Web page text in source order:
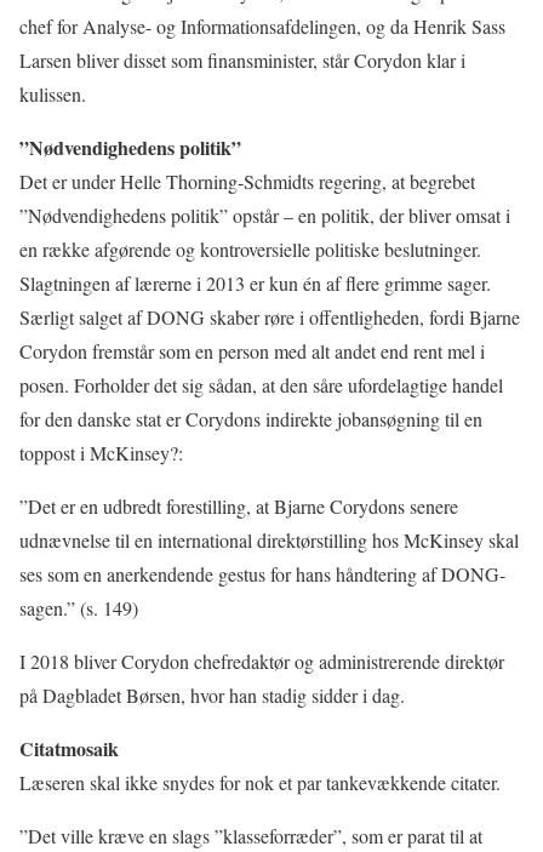
chef for Analyse- og Informationsafdelingen, og da Henrik Sass
Larsen bliver disset som finansminister, står Corydon klar i
kulissen.
”Nødvendighedens politik”
Det er under Helle Thorning-Schmidts regering, at begrebet
”Nødvendighedens politik” opstår – en politik, der bliver omsat i
en række afgørende og kontroversielle politiske beslutninger.
Slagtningen af lærerne i 2013 er kun én af flere grimme sager.
Særligt salget af DONG skaber røre i offentligheden, fordi Bjarne
Corydon fremstår som en person med alt andet end rent mel i
posen. Forholder det sig sådan, at den såre ufordelagtige handel
for den danske stat er Corydons indirekte jobansøgning til en
toppost i McKinsey?:
”Det er en udbredt forestilling, at Bjarne Corydons senere
udnævnelse til en international direktørstilling hos McKinsey skal
ses som en anerkendende gestus for hans håndtering af DONG-
sagen.” (s. 149)
I 2018 bliver Corydon chefredaktør og administrerende direktør
på Dagbladet Børsen, hvor han stadig sidder i dag.
Citatmosaik
Læseren skal ikke snydes for nok et par tankevækkende citater.
”Det ville kræve en slags ”klasseforræder”, som er parat til at